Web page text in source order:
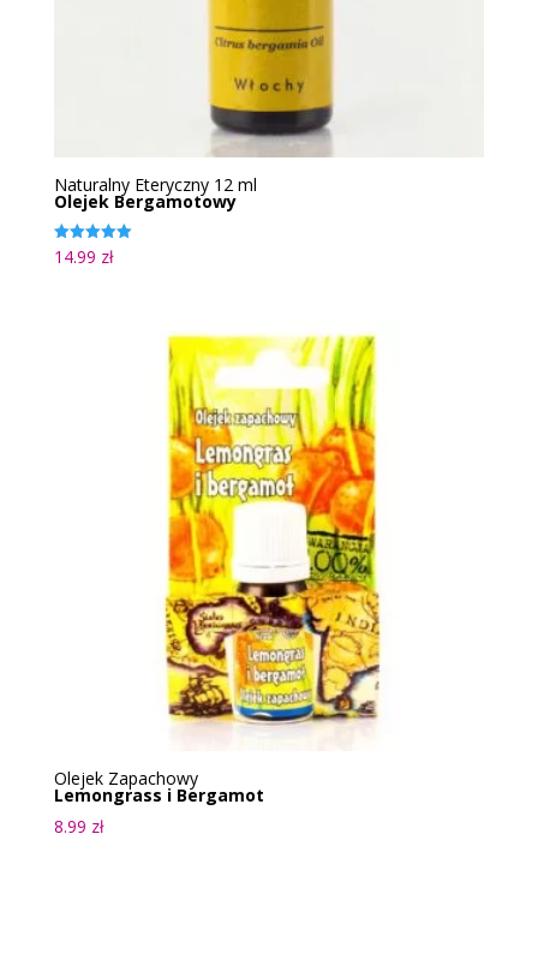
Naturalny Eteryczny 12 ml
Olejek Bergamotowy
Oceniono
5.00
14.99 zł
Olejek Zapachowy
Lemongrass i Bergamot
8.99 zł